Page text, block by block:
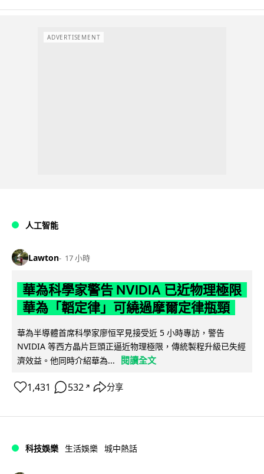
ADVERTISEMENT
人工智能
Lawton 17 小時
華為科學家警告 NVIDIA 已近物理極限
華為「韜定律」可繞過摩爾定律瓶頸
華為半導體首席科學家廖恒罕見接受近 5 小時專訪，警告
NVIDIA 等西方晶片巨頭正逼近物理極限，傳統製程升級已失經
濟效益。他同時介紹華為...
閱讀全文
1,431 532 ↗ 分享
科技娛樂 生活娛樂 城中熱話